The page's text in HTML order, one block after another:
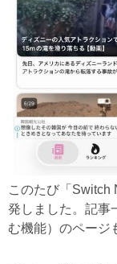
このたび「Switch
発しました。記事
む機能）のページ